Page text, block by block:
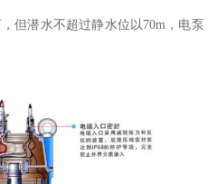
但潜水不超过静水位以70m，电泵